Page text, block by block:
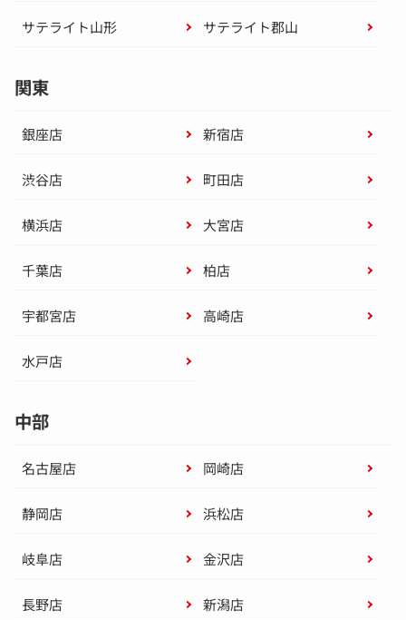
サテライト山形 サテライト郡山
関東
銀座店 新宿店
渋谷店 町田店
横浜店 大宮店
千葉店 柏店
宇都宮店 高崎店
水戸店
中部
名古屋店 岡崎店
静岡店 浜松店
岐阜店 金沢店
長野店 新潟店